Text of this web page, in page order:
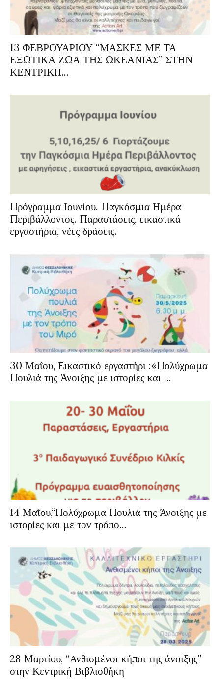
13 ΦΕΒΡΟΥΑΡΙΟΥ “ΜΑΣΚΕΣ ΜΕ ΤΑ
ΕΞΩΤΙΚΑ ΖΩΑ ΤΗΣ ΩΚΕΑΝΙΑΣ” ΣΤΗΝ
ΚΕΝΤΡΙΚΗ...
Πρόγραμμα Ιουνίου. Παγκόσμια Ημέρα
Περιβάλλοντος. Παραστάσεις, εικαστικά
εργαστήρια, νέες δράσεις.
30 Μαΐου, Εικαστικό εργαστήρι :«Πολύχρωμα
Πουλιά της Άνοιξης με ιστορίες και ...
14 Μαΐου,“Πολύχρωμα Πουλιά της Άνοιξης με
ιστορίες και με τον τρόπο...
28 Mαρτίου, “Ανθισμένοι κήποι της άνοιξης”
στην Κεντρική Βιβλιοθήκη